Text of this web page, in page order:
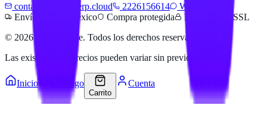
contacto@hailanerp.cloud
2226156614
WhatsApp
Envíos a todo México
Compra protegida
Pago seguro SSL
© 2026 Hailan Store. Todos los derechos reservados.
Las existencias y precios pueden variar sin previo aviso.
Inicio Catálogo
Carrito
Cuenta